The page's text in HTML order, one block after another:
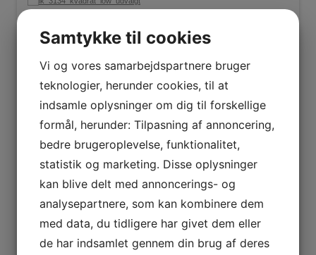
Arkitekt MAA, Byggeøkonom, Teamleder og Projektchef
JULIE HUNÆUS REUTHER
Arkitekt Cand.arch.
KAREN LISE LUND JENSEN
Bygningskonstruktør MAK
KAREN SOPHIE WEDELL-WEDELLSBORG
KARSTEN RØNNOW
Arkitekt MAA, Seniorkonsulent
Samtykke til cookies
Vi og vores samarbejdspartnere bruger
teknologier, herunder cookies, til at
indsamle oplysninger om dig til forskellige
formål, herunder: Tilpasning af annoncering,
bedre brugeroplevelse, funktionalitet,
statistik og marketing. Disse oplysninger
kan blive delt med annoncerings- og
analysepartnere, som kan kombinere dem
med data, du tidligere har givet dem eller
de har indsamlet gennem din brug af deres